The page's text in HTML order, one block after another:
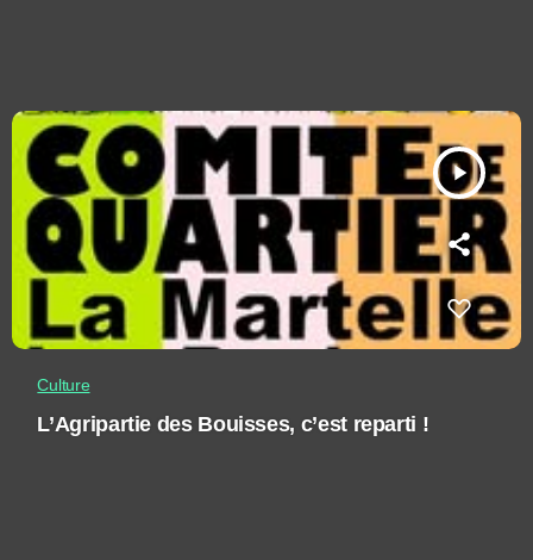
play_arrow
Culture
L’Agripartie des Bouisses, c’est reparti !